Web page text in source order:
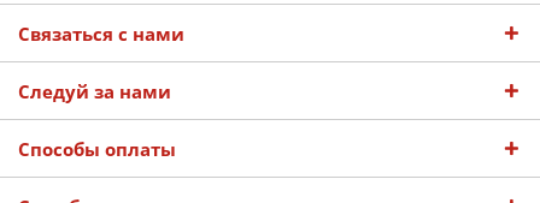
Связаться с нами
Следуй за нами
Способы оплаты